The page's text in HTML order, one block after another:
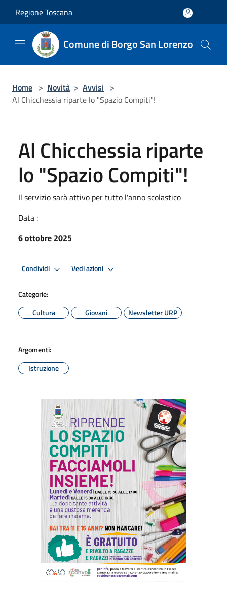
Regione Toscana
Comune di Borgo San Lorenzo
Home > Novità > Avvisi >
Al Chicchessia riparte lo "Spazio Compiti"!
Al Chicchessia riparte
lo "Spazio Compiti"!
Il servizio sarà attivo per tutto l'anno scolastico
Data :
6 ottobre 2025
Condividi Vedi azioni
Categorie:
Cultura
Giovani Newsletter URP
Argomenti:
Istruzione